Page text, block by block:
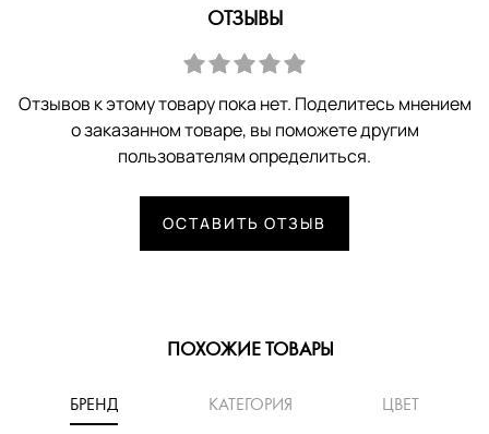
ОТЗЫВЫ
Отзывов к этому товару пока нет. Поделитесь мнением
о заказанном товаре, вы поможете другим
пользователям определиться.
ОСТАВИТЬ ОТЗЫВ
ПОХОЖИЕ ТОВАРЫ
БРЕНД КАТЕГОРИЯ ЦВЕТ